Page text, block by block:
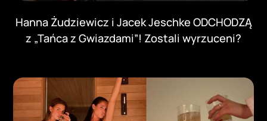
Hanna Żudziewicz i Jacek Jeschke ODCHODZĄ
z „Tańca z Gwiazdami”! Zostali wyrzuceni?